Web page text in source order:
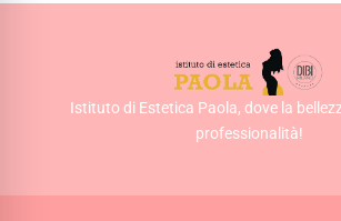
Istituto di Estetica Paola, dove la
professionalità!